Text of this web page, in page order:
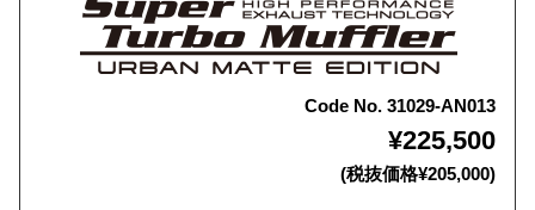
Code No. 31029-AN013
¥225,500
(税抜価格¥205,000)